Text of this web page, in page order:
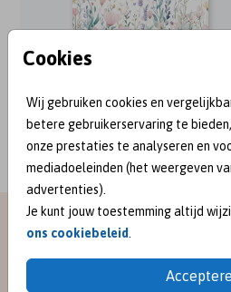
Cookies
Wij gebruiken cookies en
betere gebruikerservaring te
onze prestaties te analyseren en
mediadoeleinden (het weergeven
advertenties).
Je kunt jouw toestemming altijd
ons cookiebeleid
BEKEND VAN:
meet
SOCIAL